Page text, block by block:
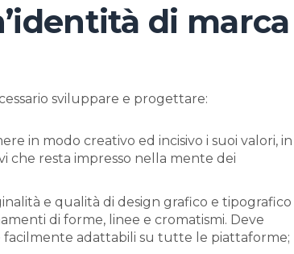
di marca
sviluppare e progettare:
in modo creativo ed incisivo i suoi valori, in
che resta impresso nella mente dei
e qualità di design grafico e tipografico
di forme, linee e cromatismi. Deve
facilmente adattabili su tutte le piattaforme;